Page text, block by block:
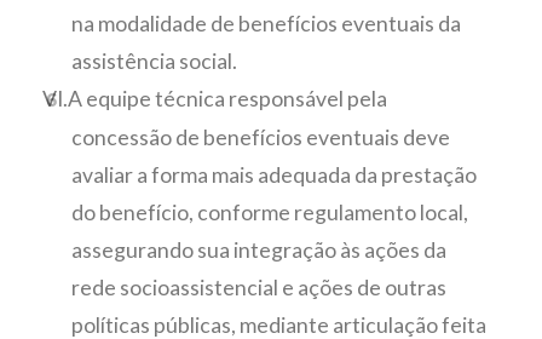
na modalidade de benefícios eventuais da
assistência social.
A equipe técnica responsável pela
concessão de benefícios eventuais deve
avaliar a forma mais adequada da prestação
do benefício, conforme regulamento local,
assegurando sua integração às ações da
rede socioassistencial e ações de outras
políticas públicas, mediante articulação feita